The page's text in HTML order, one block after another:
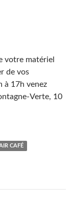
votre matériel
de vos
à 17h venez
Verte, 10
CAFÉ